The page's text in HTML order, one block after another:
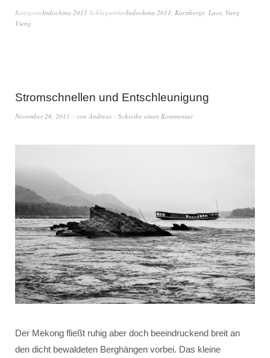
KategorieIndochina 2011 SchlagwörterIndochina 2011 Karstberge Laos Vang
Vieng
Stromschnellen und Entschleunigung
November 26, 2011 von Andreas Schreibe einen Kommentar
Der Mekong fließt ruhig aber doch beeindruckend breit an
den dicht bewaldeten Berghängen vorbei. Das kleine